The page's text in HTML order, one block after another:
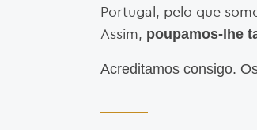
Portugal, pelo que
Assim, poupamos-lhe
Acreditamos consigo.